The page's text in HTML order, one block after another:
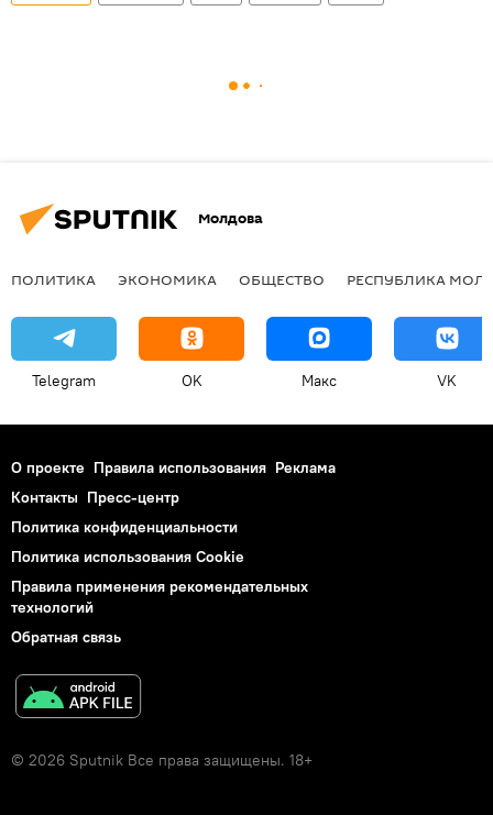
Молдова
ПОЛИТИКА ЭКОНОМИКА ОБЩЕСТВО РЕСПУБЛИКА
Telegram OK Макс VK
О проекте Правила использования Реклама
Контакты Пресс-центр
Политика конфиденциальности
Политика использования Cookie
Правила применения рекомендательных
технологий
Обратная связь
© 2026 Sputnik Все права защищены. 18+